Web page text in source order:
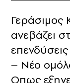
Γεράσιμος
ανεβάζει
– Νέο
Οπως